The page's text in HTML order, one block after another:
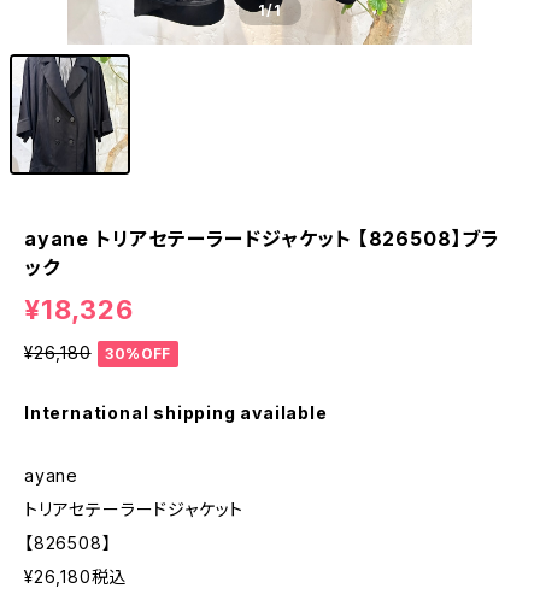
1/1
ayane トリアセテーラードジャケット 【826508】ブラ
ック
¥18,326
¥26,180 30%OFF
International shipping available
ayane
トリアセテーラードジャケット
【826508】
¥26,180税込